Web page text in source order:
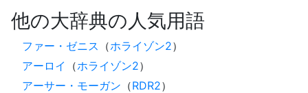
他の大辞典の人気用語
ファー・ゼニス （ホライゾン2）
アーロイ
（ホライゾン2）
アーサー・モーガン （RDR2）